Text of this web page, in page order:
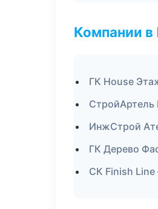
Компании
ГК House
СтройАртель
ИнжСтрой
ГК Дерево
СК Finish